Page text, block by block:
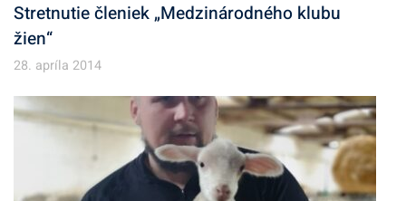
Stretnutie členiek „Medzinárodného klubu
žien“
28. apríla 2014